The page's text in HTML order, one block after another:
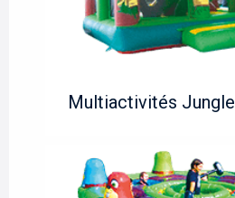
Multiactivités Jungle